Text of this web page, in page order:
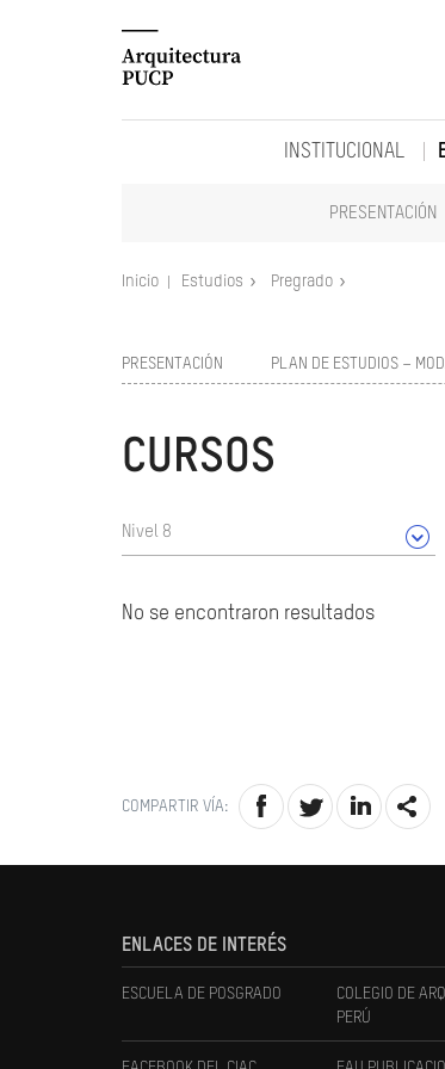
INSTITUCIONAL
PRESENTACIÓN
Inicio Estudios Pregrado
PRESENTACIÓN PLAN DE ESTUDIOS –
CURSOS
Nivel 8
No se encontraron resultados
COMPARTIR VÍA:
ENLACES DE INTERÉS
ESCUELA DE POSGRADO
COLEGIO DE
PERÚ